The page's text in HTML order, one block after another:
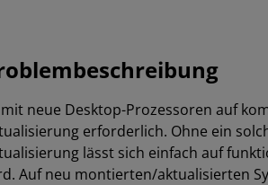
neue Desktop-Prozessoren auf
erforderlich. Ohne ein
lässt sich einfach auf
Auf neu montierten/aktualisierten